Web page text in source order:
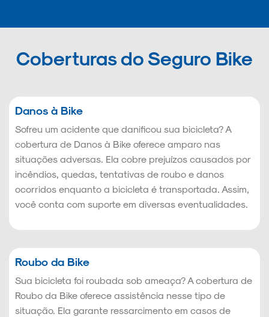
Coberturas do Seguro Bike
Danos à Bike
Sofreu um acidente que danificou sua bicicleta? A
cobertura de Danos à Bike oferece amparo nas
situações adversas. Ela cobre prejuízos causados por
incêndios, quedas, tentativas de roubo e danos
ocorridos enquanto a bicicleta é transportada. Assim,
você conta com suporte em diversas eventualidades.
Roubo da Bike
Sua bicicleta foi roubada sob ameaça? A cobertura de
Roubo da Bike oferece assistência nesse tipo de
situação. Ela garante ressarcimento em casos de